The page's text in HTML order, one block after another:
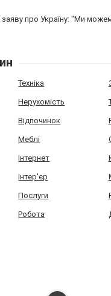
заяву про Україну: "Ми
Техніка
Нерухомість
Відпочинок
Меблі
Інтернет
Інтер'єр
Послуги
Робота